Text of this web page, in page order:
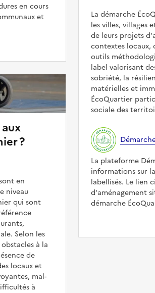
en cours
et
?
en
niveau
qui sont
Selon les
à la
de
locaux et
mal-
à
La démarche
les villes, villages
de leurs projets
contextes locaux,
outils
label valorisant
sobriété, la
matérielles et
ÉcoQuartier
sociale des
La plateforme
informations sur
labellisés. Le lien
d'aménagement
démarche